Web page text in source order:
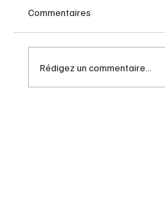
Commentaires
Rédigez un commentaire...